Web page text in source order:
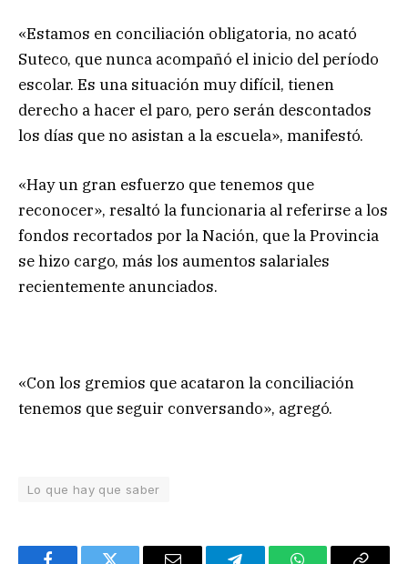
«Estamos en conciliación obligatoria, no acató
Suteco, que nunca acompañó el inicio del período
escolar. Es una situación muy difícil, tienen
derecho a hacer el paro, pero serán descontados
los días que no asistan a la escuela», manifestó.
«Hay un gran esfuerzo que tenemos que
reconocer», resaltó la funcionaria al referirse a los
fondos recortados por la Nación, que la Provincia
se hizo cargo, más los aumentos salariales
recientemente anunciados.
«Con los gremios que acataron la conciliación
tenemos que seguir conversando», agregó.
Lo que hay que saber